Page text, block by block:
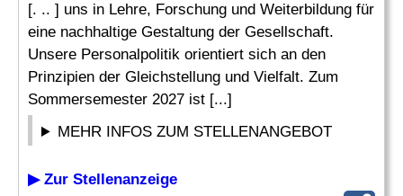
[. .. ] uns in Lehre, Forschung und Weiterbildung für
eine nachhaltige Gestaltung der Gesellschaft.
Unsere Personalpolitik orientiert sich an den
Prinzipien der Gleichstellung und Vielfalt. Zum
Sommersemester 2027 ist [...]
MEHR INFOS ZUM STELLENANGEBOT
▶ Zur Stellenanzeige